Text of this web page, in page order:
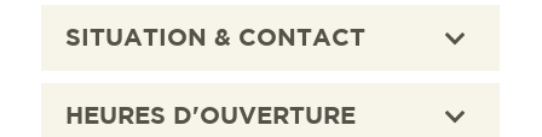
SITUATION & CONTACT
HEURES D'OUVERTURE